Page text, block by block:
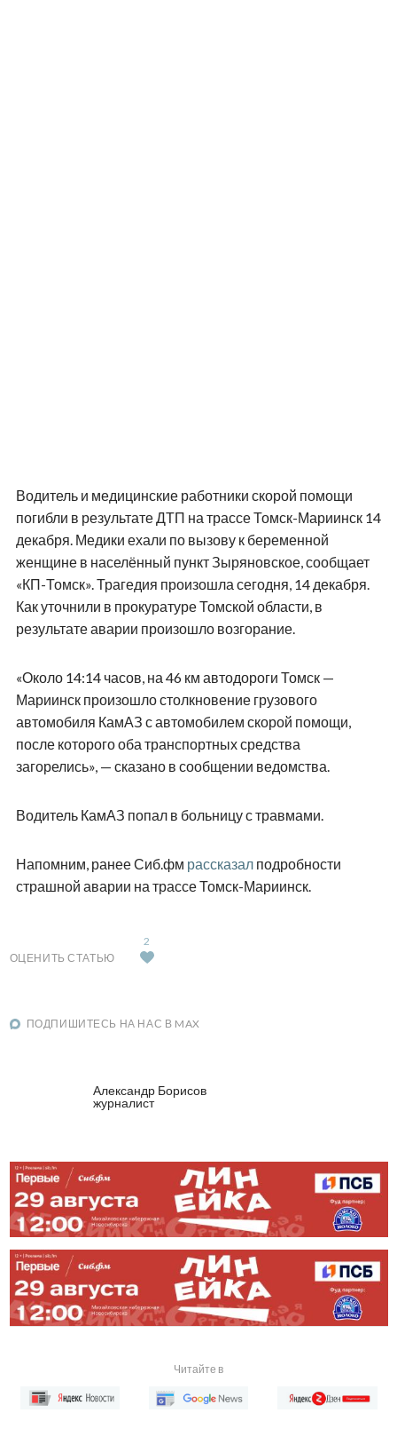
Водитель и медицинские работники скорой помощи
погибли в результате ДТП на трассе Томск-Мариинск 14
декабря. Медики ехали по вызову к беременной
женщине в населённый пункт Зыряновское, сообщает
«КП-Томск». Трагедия произошла сегодня, 14 декабря.
Как уточнили в прокуратуре Томской области, в
результате аварии произошло возгорание.
«Около 14:14 часов, на 46 км автодороги Томск —
Мариинск произошло столкновение грузового
автомобиля КамАЗ с автомобилем скорой помощи,
после которого оба транспортных средства
загорелись», — сказано в сообщении ведомства.
Водитель КамАЗ попал в больницу с травмами.
Напомним, ранее Сиб.фм рассказал подробности
страшной аварии на трассе Томск-Мариинск.
ОЦЕНИТЬ СТАТЬЮ
2
ПОДПИШИТЕСЬ НА НАС В MAX
Александр Борисов
журналист
Читайте в